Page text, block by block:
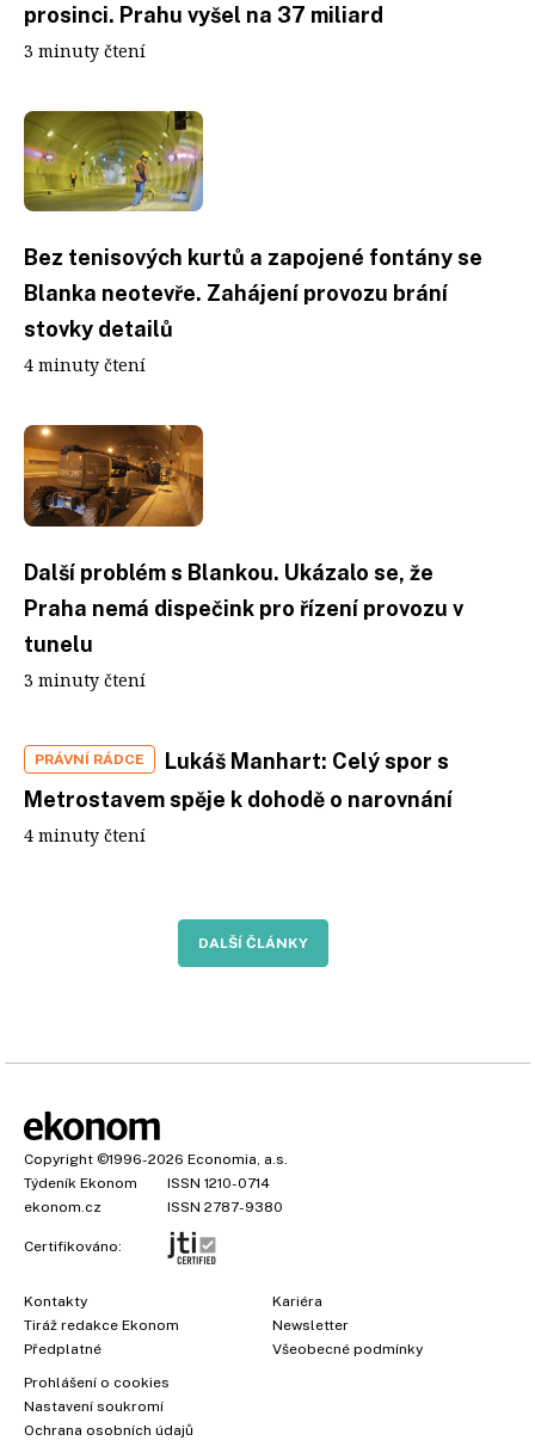
prosinci. Prahu vyšel na 37 miliard
3 minuty čtení
Bez tenisových kurtů a zapojené fontány se
Blanka neotevře. Zahájení provozu brání
stovky detailů
4 minuty čtení
Další problém s Blankou. Ukázalo se, že
Praha nemá dispečink pro řízení provozu v
tunelu
3 minuty čtení
PRÁVNÍ RÁDCE
Lukáš Manhart: Celý spor s
Metrostavem spěje k dohodě o narovnání
4 minuty čtení
DALŠÍ ČLÁNKY
Copyright ©1996-2026 Economia, a.s.
Týdeník Ekonom
ISSN 1210-0714
ekonom.cz
ISSN 2787-9380
Certifikováno:
Kontakty
Tiráž redakce Ekonom
Předplatné
Kariéra
Newsletter
Všeobecné podmínky
Prohlášení o cookies
Nastavení soukromí
Ochrana osobních údajů